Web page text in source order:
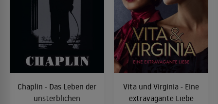
Chaplin - Das Leben der
unsterblichen
Vita und Virginia - Eine
extravagante Liebe